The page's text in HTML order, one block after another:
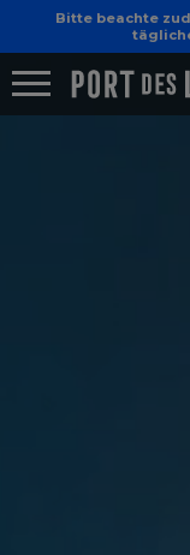
Bitte beachte